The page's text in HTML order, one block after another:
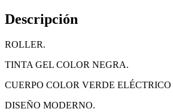
Descripción
ROLLER.
TINTA GEL COLOR NEGRA.
CUERPO COLOR VERDE
DISEÑO MODERNO.